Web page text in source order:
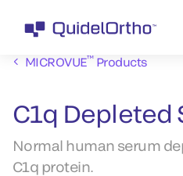
MICROVUE™Products
C1q Depleted
Normal human serum
C1q protein.